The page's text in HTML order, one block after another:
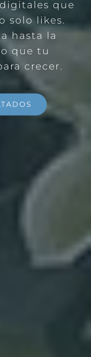
que
solo likes.
hasta la
que tu
crecer.